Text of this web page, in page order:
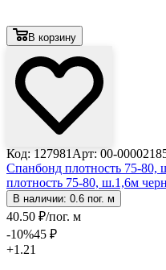
В корзину
Код: 127981 Арт: 00-
Спанбонд плотность 75-80,
плотность 75-80, ш.1,6м
В наличии: 0.6 пог. м
40.50 ₽/пог. м
-10%45 ₽
+1.21